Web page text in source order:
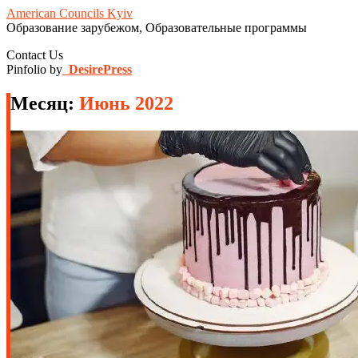
American Councils Kyiv
Образование зарубежом, Образовательные программы
Contact Us
Pinfolio by DesirePress
Месяц: Июнь 2022